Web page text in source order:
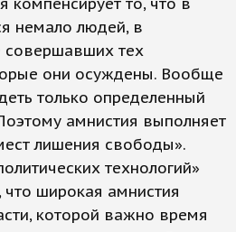
немало людей, в
совершавших тех
они осуждены. Вообще
только определенный
амнистия выполняет
лишения свободы».
технологий»
что широкая амнистия
которой важно время